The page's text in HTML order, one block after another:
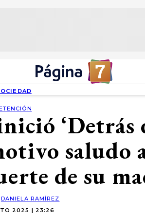
‘Detrás
saludo
de su
DANIELA RAMÍREZ
2025 | 23:26